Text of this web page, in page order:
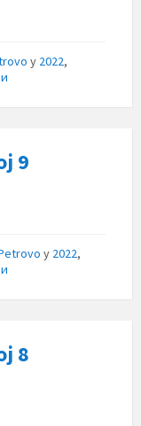
у 2022,
9
у 2022,
8